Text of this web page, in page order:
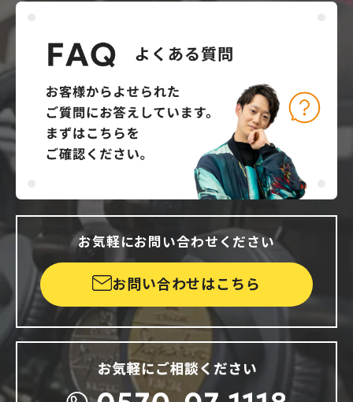
お気軽にお問い合わせください
お問い合わせはこちら